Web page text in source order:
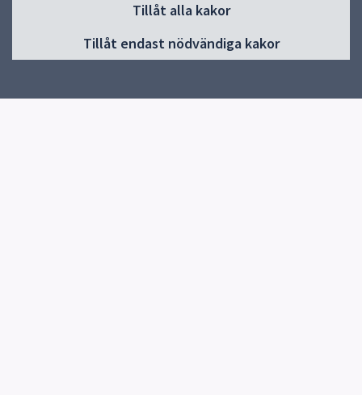
Tillåt alla kakor
Tillåt endast nödvändiga kakor